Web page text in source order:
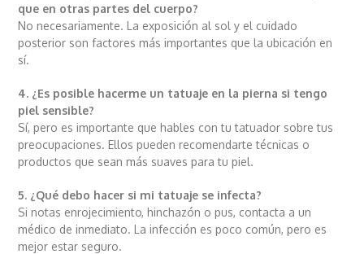
que en otras partes del cuerpo?
No necesariamente. La exposición al sol y el cuidado
posterior son factores más importantes que la ubicación en
sí.
4. ¿Es posible hacerme un tatuaje en la pierna si tengo
piel sensible?
Sí, pero es importante que hables con tu tatuador sobre tus
preocupaciones. Ellos pueden recomendarte técnicas o
productos que sean más suaves para tu piel.
5. ¿Qué debo hacer si mi tatuaje se infecta?
Si notas enrojecimiento, hinchazón o pus, contacta a un
médico de inmediato. La infección es poco común, pero es
mejor estar seguro.